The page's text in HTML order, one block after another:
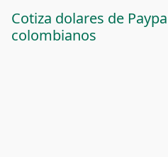
Cotiza dolares de
colombianos